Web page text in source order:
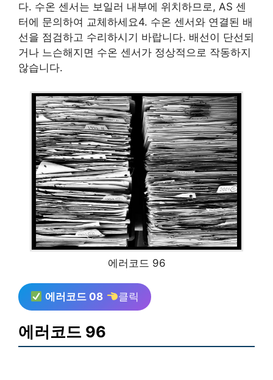
다. 수온 센서는 보일러 내부에 위치하므로, AS 센
터에 문의하여 교체하세요4. 수온 센서와 연결된 배
선을 점검하고 수리하시기 바랍니다. 배선이 단선되
거나 느슨해지면 수온 센서가 정상적으로 작동하지
않습니다.
에러코드 96
에러코드 08 클릭
에러코드 96